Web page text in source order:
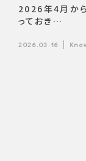
2026年4月か
っておき…
2026.03.16